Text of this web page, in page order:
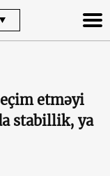
etməyi
stabillik, ya